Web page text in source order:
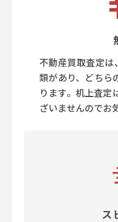
不動産買取査定
類があり、どちら
ります。机上査定
ざいませんのでお
ス